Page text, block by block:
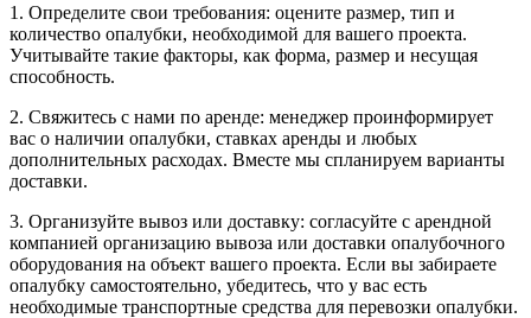
1. Определите свои требования: оцените размер, тип и
количество опалубки, необходимой для вашего проекта.
Учитывайте такие факторы, как форма, размер и несущая
способность.
2. Свяжитесь с нами по аренде: менеджер проинформирует
вас о наличии опалубки, ставках аренды и любых
дополнительных расходах. Вместе мы спланируем варианты
доставки.
3. Организуйте вывоз или доставку: согласуйте с арендной
компанией организацию вывоза или доставки опалубочного
оборудования на объект вашего проекта. Если вы забираете
опалубку самостоятельно, убедитесь, что у вас есть
необходимые транспортные средства для перевозки опалубки.